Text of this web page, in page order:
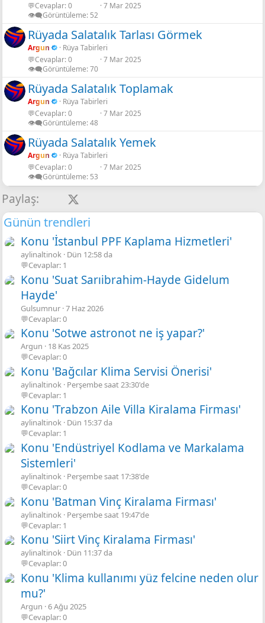
💬Cevaplar 0
👁️‍🗨️Görüntüleme 52
7 Mar 2025
Rüyada Salatalık Tarlası Görmek
Argun
Rüya Tabirleri
💬Cevaplar 0
👁️‍🗨️Görüntüleme 70
7 Mar 2025
Rüyada Salatalık Toplamak
Argun
Rüya Tabirleri
💬Cevaplar 0
👁️‍🗨️Görüntüleme 48
7 Mar 2025
Rüyada Salatalık Yemek
Argun
Rüya Tabirleri
💬Cevaplar 0
👁️‍🗨️Görüntüleme 53
7 Mar 2025
Paylaş: Facebook
Günün trendleri
Konu 'İstanbul PPF Kaplama Hizmetleri'
aylinaltinok Dün 12:58 da
💬Cevaplar: 1
Konu 'Suat Sarıibrahim-Hayde Gidelum
Hayde'
Gulsumnur 7 Haz 2026
💬Cevaplar: 0
Konu 'Sotwe astronot ne iş yapar?'
Argun
18 Kas 2025
💬Cevaplar: 0
Konu 'Bağcılar Klima Servisi Önerisi'
aylinaltinok Perşembe saat 23:30'de
💬Cevaplar: 1
Konu 'Trabzon Aile Villa Kiralama Firması'
aylinaltinok Dün 15:37 da
💬Cevaplar: 1
Konu 'Endüstriyel Kodlama ve Markalama
Sistemleri'
aylinaltinok Perşembe saat 17:38'de
💬Cevaplar: 0
Konu 'Batman Vinç Kiralama Firması'
aylinaltinok Perşembe saat 19:47'de
💬Cevaplar: 1
Konu 'Siirt Vinç Kiralama Firması'
aylinaltinok Dün 11:37 da
💬Cevaplar: 0
Konu 'Klima kullanımı yüz felcine neden olur
mu?'
Argun 6 Ağu 2025
💬Cevaplar: 0